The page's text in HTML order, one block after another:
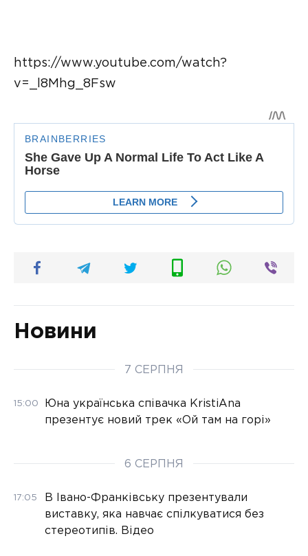
https://www.youtube.com/watch?
v=_l8Mhg_8Fsw
Новини
7 СЕРПНЯ
15:00
Юна українська співачка KristiAna
презентує новий трек «Ой там на горі»
6 СЕРПНЯ
17:05
В Івано-Франківську презентували
виставку, яка навчає спілкуватися без
стереотипів. Відео